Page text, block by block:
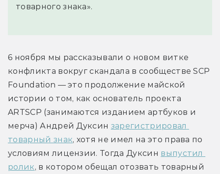
товарного знака».
6 ноября мы рассказывали о новом витке
конфликта вокруг скандала в сообществе SCP
Foundation — это продолжение майской
истории о том, как основатель проекта
ARTSCP (занимаются изданием артбуков и
мерча) Андрей Дуксин зарегистрировал
товарный знак, хотя не имел на это права по
условиям лицензии. Тогда Дуксин выпустил
ролик, в котором обещал отозвать товарный